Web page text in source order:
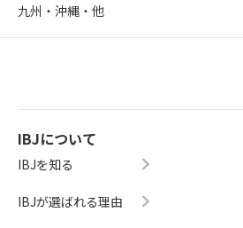
九州・沖縄・他
IBJについて
IBJを知る
IBJが選ばれる理由